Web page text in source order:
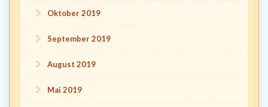
Oktober 2019
September 2019
August 2019
Mai 2019